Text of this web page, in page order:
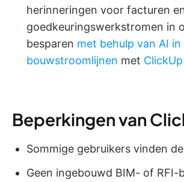
herinneringen voor facturen
goedkeuringswerkstromen in
besparen met behulp van AI in
bouwstroomlijnen met
Beperkingen van
Sommige gebruikers vinden
Geen ingebouwd BIM- of RFI-